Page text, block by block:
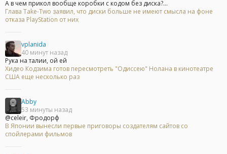
А в чем прикол вообще коробки с кодом без диска?...
Глава Take-Two заявил, что диски больше не имеют смысла на фоне
отказа PlayStation от них
vplanida
40 минут назад
Рука на талии, ой ей
Хидео Кодзима готов пересмотреть "Одиссею" Нолана в кинотеатре
США еще несколько раз
Abby
53 минуты назад
@celeir, Фродорф
В Японии вынесли первые приговоры создателям сайтов со
спойлерами фильмов